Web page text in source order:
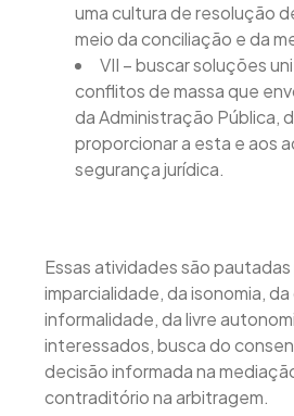
uma cultura de resolução
meio da conciliação e da
VII – buscar soluções
conflitos de massa que
da Administração Pública,
proporcionar a esta e aos
segurança jurídica.
Essas atividades são
imparcialidade, da isonomia,
informalidade, da livre
interessados, busca do
decisão informada na
contraditório na arbitragem.